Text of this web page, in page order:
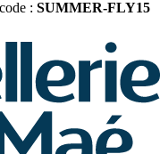
: SUMMER-FLY15